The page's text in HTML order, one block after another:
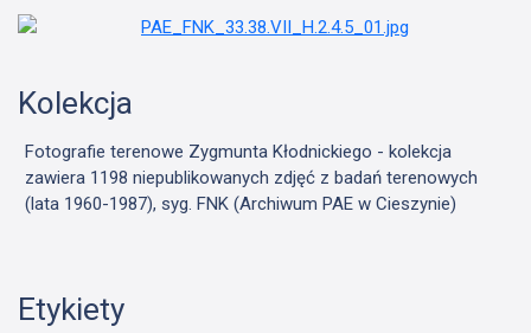
Kolekcja
Fotografie terenowe Zygmunta Kłodnickiego - kolekcja
zawiera 1198 niepublikowanych zdjęć z badań terenowych
(lata 1960-1987), syg. FNK (Archiwum PAE w Cieszynie)
Etykiety